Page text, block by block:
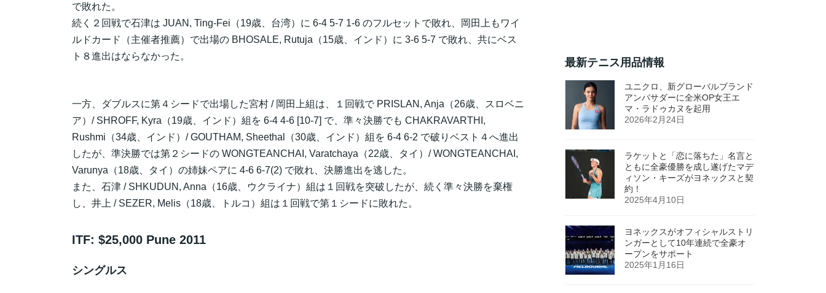
で敗れた。
続く２回戦で石津は JUAN, Ting-Fei（19歳、台湾）に 6-4 5-7 1-6 のフルセットで敗れ、岡田上もワイ
ルドカード（主催者推薦）で出場の BHOSALE, Rutuja（15歳、インド）に 3-6 5-7 で敗れ、共にベス
ト８進出はならなかった。
一方、ダブルスに第４シードで出場した宮村 / 岡田上組は、１回戦で PRISLAN, Anja（26歳、スロベニ
ア）/ SHROFF, Kyra（19歳、インド）組を 6-4 4-6 [10-7] で、準々決勝でも CHAKRAVARTHI,
Rushmi（34歳、インド）/ GOUTHAM, Sheethal（30歳、インド）組を 6-4 6-2 で破りベスト４へ進出
したが、準決勝では第２シードの WONGTEANCHAI, Varatchaya（22歳、タイ）/ WONGTEANCHAI,
Varunya（18歳、タイ）の姉妹ペアに 4-6 6-7(2) で敗れ、決勝進出を逃した。
また、石津 / SHKUDUN, Anna（16歳、ウクライナ）組は１回戦を突破したが、続く準々決勝を棄権
し、井上 / SEZER, Melis（18歳、トルコ）組は１回戦で第１シードに敗れた。
ITF: $25,000 Pune 2011
シングルス
最新テニス用品情報
ユニクロ、新グローバルブランド
アンバサダーに全米OP女王エ
マ・ラドゥカヌを起用
2026年2月24日
ラケットと「恋に落ちた」名言と
ともに全豪優勝を成し遂げたマデ
ィソン・キーズがヨネックスと契
約！
2025年4月10日
ヨネックスがオフィシャルストリ
ンガーとして10年連続で全豪オ
ープンをサポート
2025年1月16日